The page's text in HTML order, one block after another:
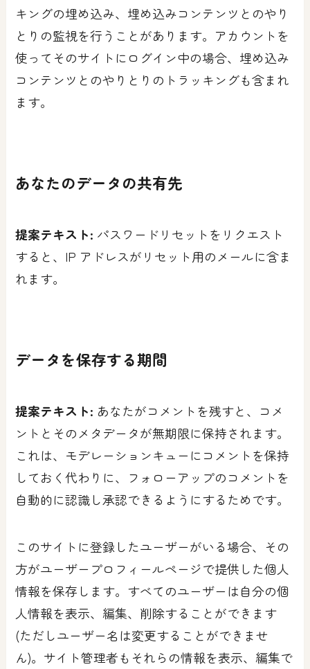
キングの埋め込み、埋め込みコンテンツとのやり
とりの監視を行うことがあります。アカウントを
使ってそのサイトにログイン中の場合、埋め込み
コンテンツとのやりとりのトラッキングも含まれ
ます。
あなたのデータの共有先
提案テキスト: パスワードリセットをリクエスト
すると、IP アドレスがリセット用のメールに含ま
れます。
データを保存する期間
提案テキスト: あなたがコメントを残すと、コメ
ントとそのメタデータが無期限に保持されます。
これは、モデレーションキューにコメントを保持
しておく代わりに、フォローアップのコメントを
自動的に認識し承認できるようにするためです。
このサイトに登録したユーザーがいる場合、その
方がユーザープロフィールページで提供した個人
情報を保存します。すべてのユーザーは自分の個
人情報を表示、編集、削除することができます
(ただしユーザー名は変更することができませ
ん)。サイト管理者もそれらの情報を表示、編集で